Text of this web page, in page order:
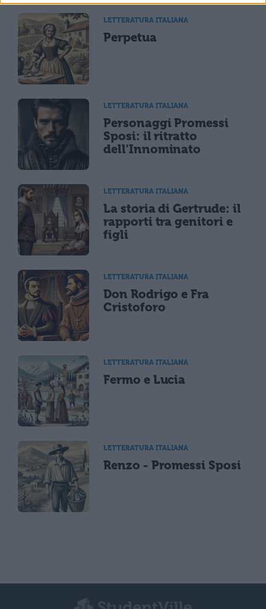
LETTERATURA ITALIANA
Perpetua
LETTERATURA ITALIANA
Personaggi Promessi
Sposi: il ritratto
dell'Innominato
LETTERATURA ITALIANA
La storia di Gertrude: il
rapporti tra genitori e
figli
LETTERATURA ITALIANA
Don Rodrigo e Fra
Cristoforo
LETTERATURA ITALIANA
Fermo e Lucia
LETTERATURA ITALIANA
Renzo - Promessi Sposi